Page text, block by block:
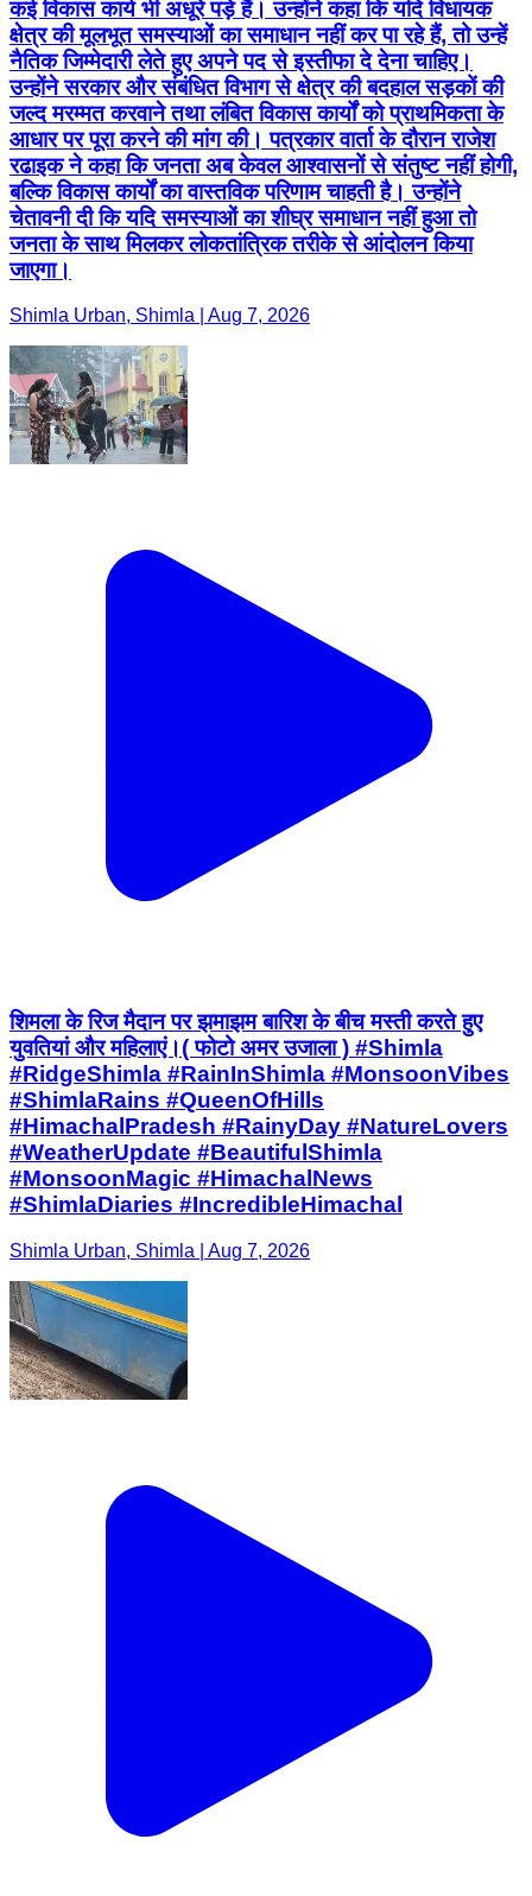
कई विकास कार्य भी अधूरे पड़े हैं। उन्होंने कहा कि यदि विधायक
क्षेत्र की मूलभूत समस्याओं का समाधान नहीं कर पा रहे हैं, तो उन्हें
नैतिक जिम्मेदारी लेते हुए अपने पद से इस्तीफा दे देना चाहिए।
उन्होंने सरकार और संबंधित विभाग से क्षेत्र की बदहाल सड़कों की
जल्द मरम्मत करवाने तथा लंबित विकास कार्यों को प्राथमिकता के
आधार पर पूरा करने की मांग की। पत्रकार वार्ता के दौरान राजेश
रढाइक ने कहा कि जनता अब केवल आश्वासनों से संतुष्ट नहीं होगी,
बल्कि विकास कार्यों का वास्तविक परिणाम चाहती है। उन्होंने
चेतावनी दी कि यदि समस्याओं का शीघ्र समाधान नहीं हुआ तो
जनता के साथ मिलकर लोकतांत्रिक तरीके से आंदोलन किया
जाएगा।
Shimla Urban, Shimla | Aug 7, 2026
शिमला के रिज मैदान पर झमाझम बारिश के बीच मस्ती करते हुए
युवतियां और महिलाएं।( फोटो अमर उजाला ) #Shimla
#RidgeShimla #RainInShimla #MonsoonVibes
#ShimlaRains #QueenOfHills
#HimachalPradesh #RainyDay #NatureLovers
#WeatherUpdate #BeautifulShimla
#MonsoonMagic #HimachalNews
#ShimlaDiaries #IncredibleHimachal
Shimla Urban, Shimla | Aug 7, 2026